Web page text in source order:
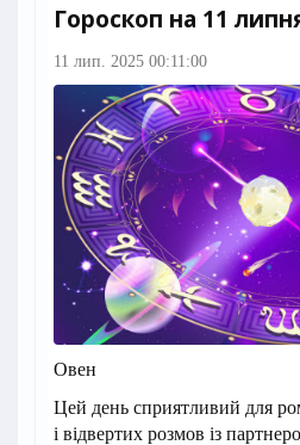
Гороскоп на 11
11 лип. 2025 00:11:00
Овен
Цей день сприятливий для
і відвертих розмов із